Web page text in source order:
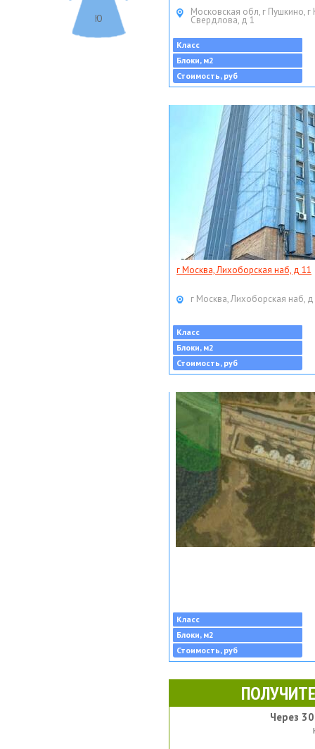
Ю
Московская обл, г Пушкино, г
Свердлова, д 1
Класс
Блоки, м2
Стоимость, руб
г Москва, Лихоборская наб, д 11
г Москва, Лихоборская наб,
Класс
Блоки, м2
Стоимость, руб
Класс
Блоки, м2
Стоимость, руб
Через